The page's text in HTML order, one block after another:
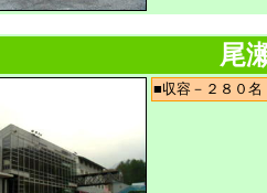
尾
■収容－２８０